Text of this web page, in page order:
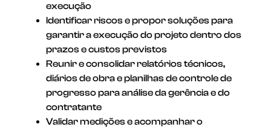
execução
Identificar riscos e propor soluções para
garantir a execução do projeto dentro dos
prazos e custos previstos
Reunir e consolidar relatórios técnicos,
diários de obra e planilhas de controle de
progresso para análise da gerência e do
contratante
Validar medições e acompanhar o